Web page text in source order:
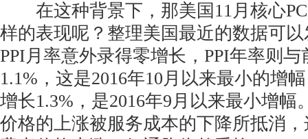
在这种背景下，那美国11月核心
样的表现呢？整理美国最近的数据可
PPI月率意外录得零增长，PPI年率则
1.1%，这是2016年10月以来最小的增
增长1.3%，是2016年9月以来最小增幅
价格的上涨被服务成本的下降所抵消